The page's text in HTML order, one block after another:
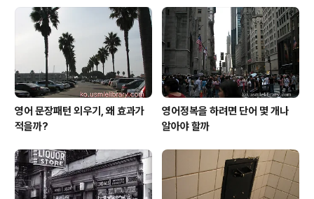
영어 문장패턴 외우기, 왜 효과가
적을까?
영어정복을 하려면 단어 몇 개나
알아야 할까